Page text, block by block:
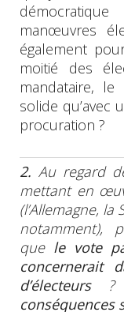
manœuvres
également
moitié des
mandataire,
solide qu’avec
procuration ?
2. Au regard
mettant en
(l’Allemagne, la
notamment),
que le vote
concernerait
d’électeurs
conséquences